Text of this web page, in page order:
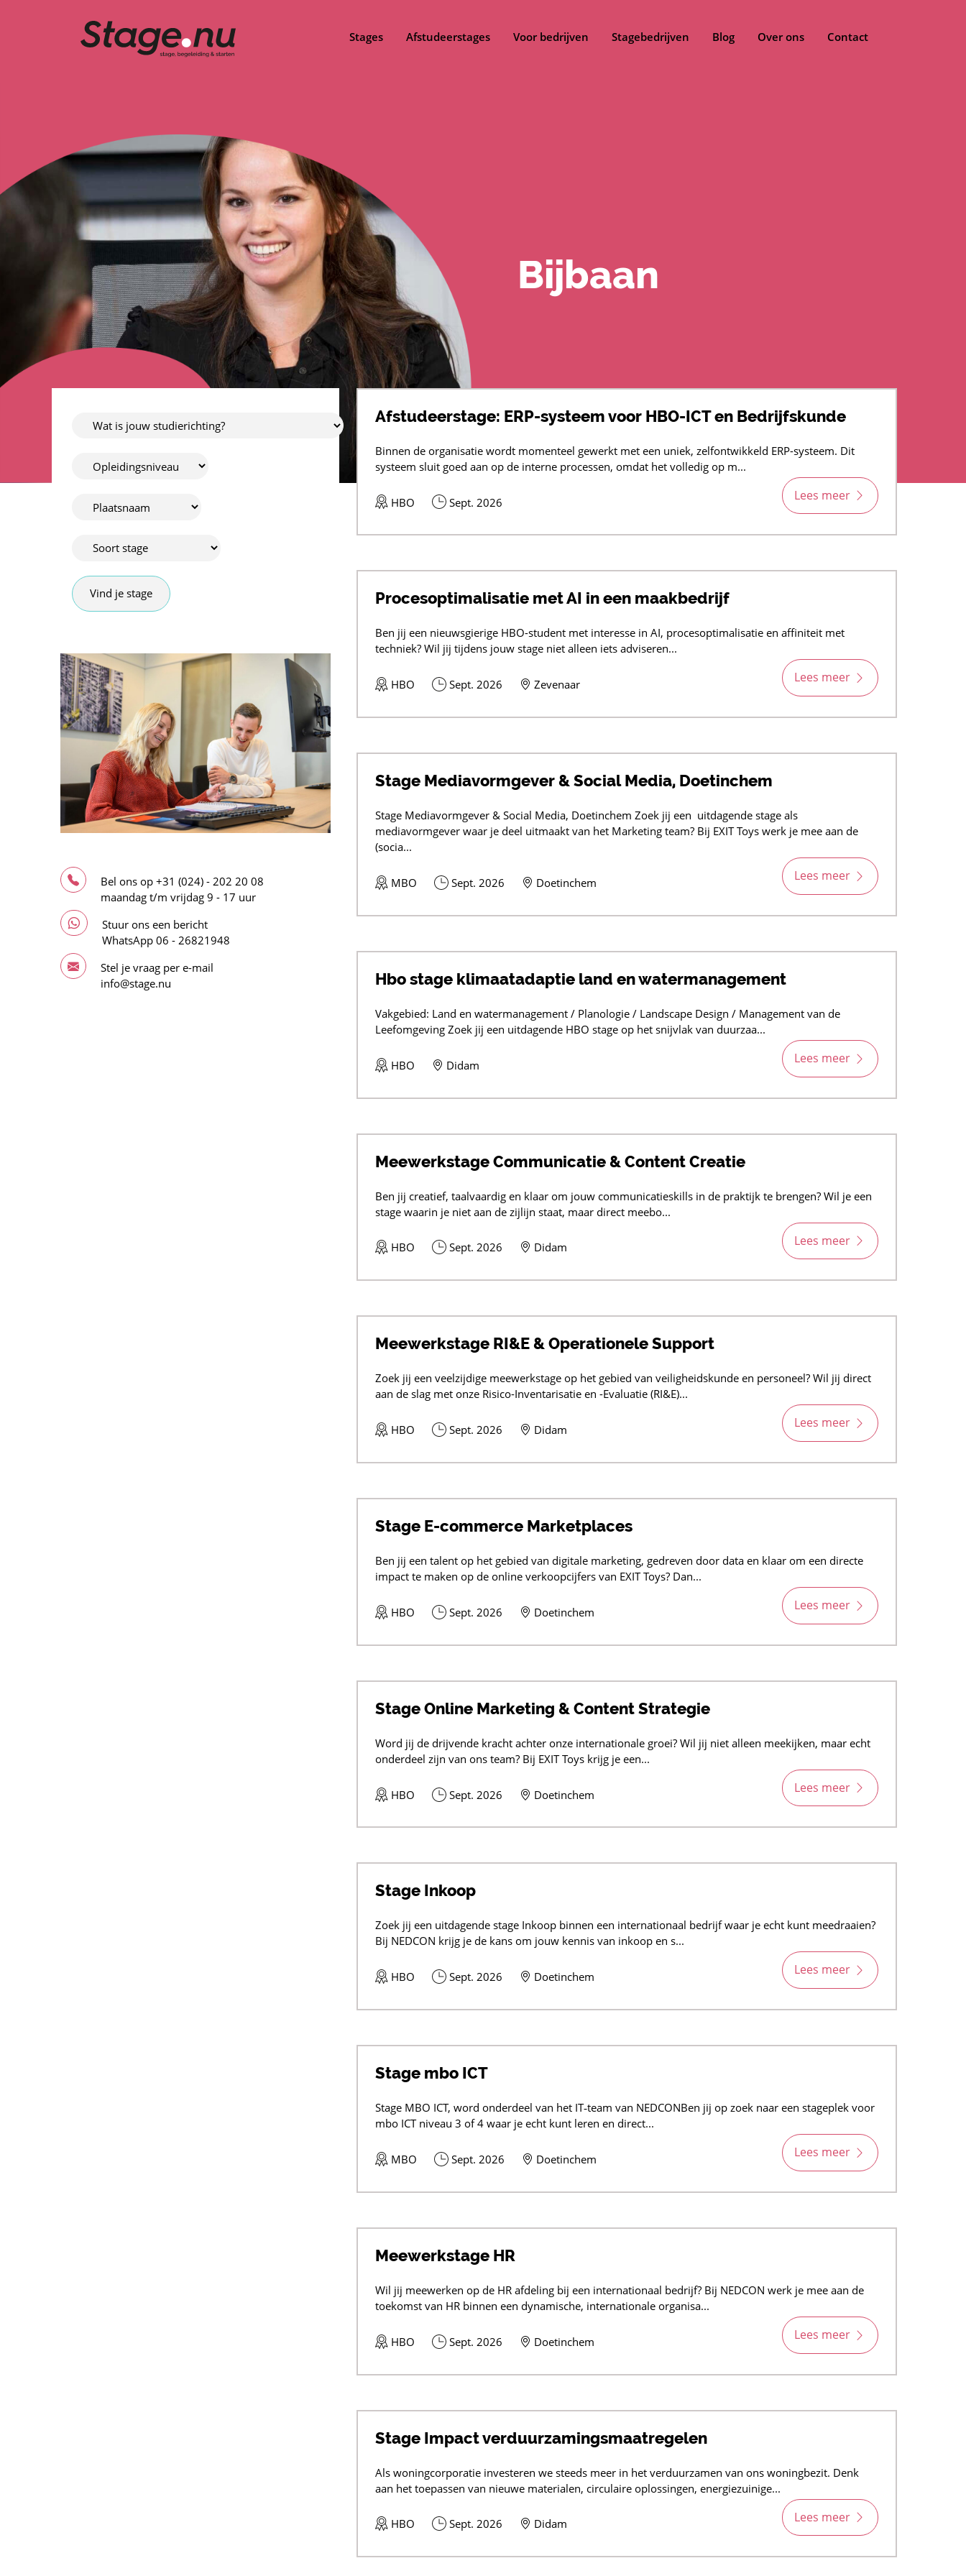
Stages Afstudeerstages Voor bedrijven Stagebedrijven Blog Over ons Contact
Bijbaan
Bel ons op+31 (024) - 202 20 08
maandag t/m vrijdag 9 - 17 uur
Stuur ons een bericht
WhatsApp06 - 26821948
Stel je vraag per e-mail
info@stage.nu
Afstudeerstage: ERP-systeem voor HBO-ICT en Bedrijfskunde
Binnen de organisatie wordt momenteel gewerkt met een uniek, zelfontwikkeld ERP-systeem. Dit
systeem sluit goed aan op de interne processen, omdat het volledig op m...
HBO Sept. 2026 Lees meer
Procesoptimalisatie met AI in een maakbedrijf
Ben jij een nieuwsgierige HBO-student met interesse in AI, procesoptimalisatie en affiniteit met
techniek? Wil jij tijdens jouw stage niet alleen iets adviseren...
HBO Sept. 2026 Zevenaar Lees meer
Stage Mediavormgever & Social Media, Doetinchem
Stage Mediavormgever & Social Media, Doetinchem Zoek jij een uitdagende stage als
mediavormgever waar je deel uitmaakt van het Marketing team? Bij EXIT Toys werk je mee aan de
(socia...
MBO Sept. 2026 Doetinchem Lees meer
Hbo stage klimaatadaptie land en watermanagement
Vakgebied: Land en watermanagement / Planologie / Landscape Design / Management van de
Leefomgeving Zoek jij een uitdagende HBO stage op het snijvlak van duurzaa...
HBO Didam Lees meer
Meewerkstage Communicatie & Content Creatie
Ben jij creatief, taalvaardig en klaar om jouw communicatieskills in de praktijk te brengen? Wil je een
stage waarin je niet aan de zijlijn staat, maar direct meebo...
HBO Sept. 2026 Didam Lees meer
Meewerkstage RI&E & Operationele Support
Zoek jij een veelzijdige meewerkstage op het gebied van veiligheidskunde en personeel? Wil jij direct
aan de slag met onze Risico-Inventarisatie en -Evaluatie (RI&E)...
HBO Sept. 2026 Didam Lees meer
Stage E-commerce Marketplaces
Ben jij een talent op het gebied van digitale marketing, gedreven door data en klaar om een directe
impact te maken op de online verkoopcijfers van EXIT Toys? Dan...
HBO Sept. 2026 Doetinchem Lees meer
Stage Online Marketing & Content Strategie
Word jij de drijvende kracht achter onze internationale groei? Wil jij niet alleen meekijken, maar echt
onderdeel zijn van ons team? Bij EXIT Toys krijg je een...
HBO Sept. 2026 Doetinchem Lees meer
Stage Inkoop
Zoek jij een uitdagende stage Inkoop binnen een internationaal bedrijf waar je echt kunt meedraaien?
Bij NEDCON krijg je de kans om jouw kennis van inkoop en s...
HBO Sept. 2026 Doetinchem Lees meer
Stage mbo ICT
Stage MBO ICT, word onderdeel van het IT‑team van NEDCONBen jij op zoek naar een stageplek voor
mbo ICT niveau 3 of 4 waar je echt kunt leren en direct...
MBO Sept. 2026 Doetinchem Lees meer
Meewerkstage HR
Wil jij meewerken op de HR afdeling bij een internationaal bedrijf? Bij NEDCON werk je mee aan de
toekomst van HR binnen een dynamische, internationale organisa...
HBO Sept. 2026 Doetinchem Lees meer
Stage Impact verduurzamingsmaatregelen
Als woningcorporatie investeren we steeds meer in het verduurzamen van ons woningbezit. Denk
aan het toepassen van nieuwe materialen, circulaire oplossingen, energiezuinige...
HBO Sept. 2026 Didam Lees meer